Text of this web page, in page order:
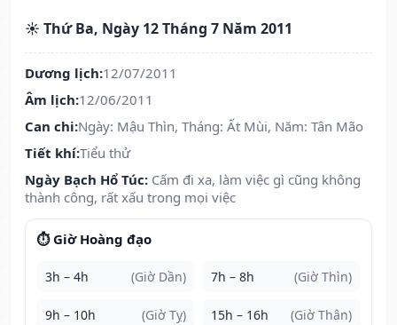
☀️ Thứ Ba, Ngày 12 Tháng 7 Năm 2011
Dương lịch:12/07/2011
Âm lịch:12/06/2011
Can chi:Ngày: Mậu Thìn, Tháng: Ất Mùi, Năm: Tân Mão
Tiết khí:Tiểu thử
Ngày Bạch Hổ Túc: Cấm đi xa, làm việc gì cũng không
thành công, rất xấu trong mọi việc
⏱️ Giờ Hoàng đạo
3h – 4h (Giờ Dần) 7h – 8h (Giờ Thìn)
9h – 10h (Giờ Tỵ) 15h – 16h (Giờ Thân)